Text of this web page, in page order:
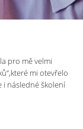
pro mě velmi
mi otevřelo
i následné školení